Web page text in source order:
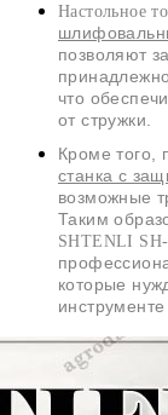
Настольное
позволяют
что
от стружки.
Кроме того,
станка с
возможные
Таким
SHTENLI
которые